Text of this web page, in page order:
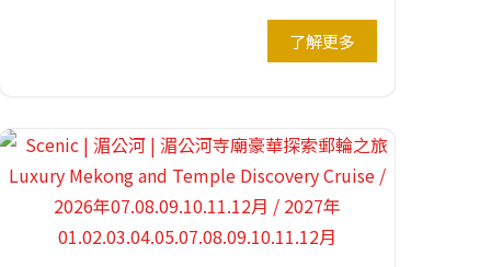
了解更多